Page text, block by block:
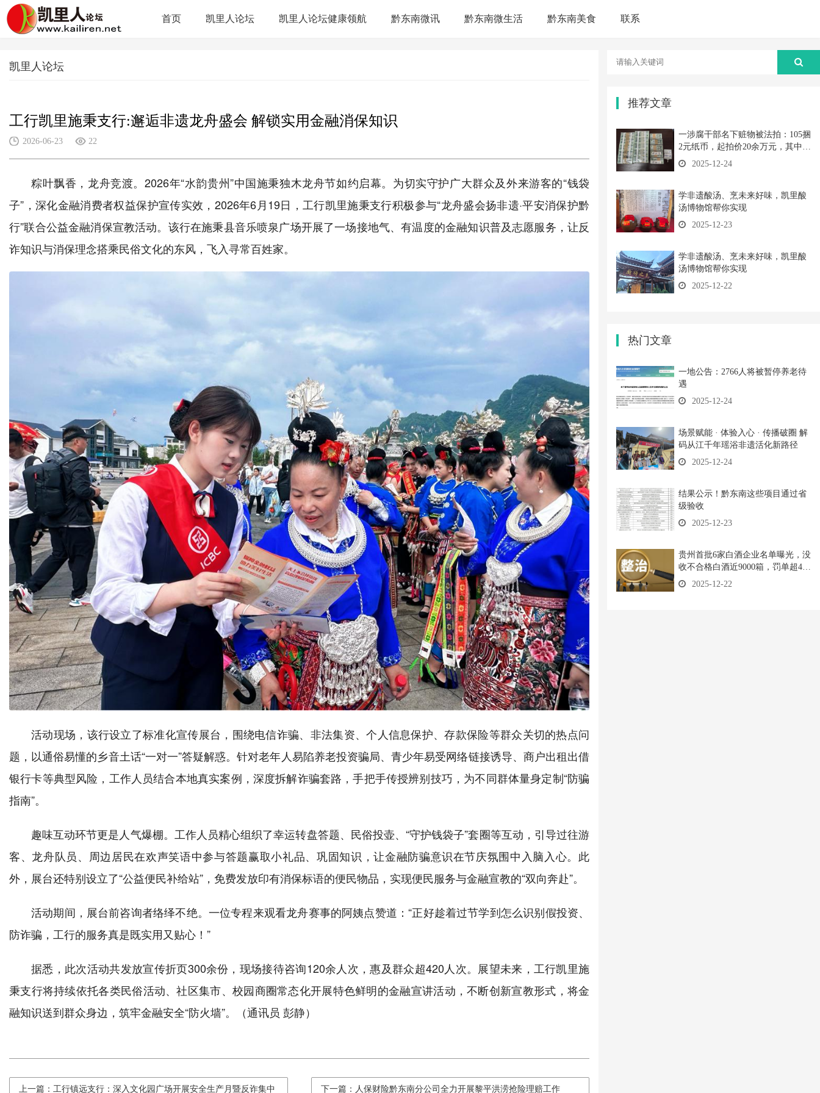
首页 凯里人论坛 凯里人论坛健康领航 黔东南微讯 黔东南微生活 黔东南美食 联系
凯里人论坛
工行凯里施秉支行:邂逅非遗龙舟盛会 解锁实用金融消保知识
2026-06-23 22
粽叶飘香，龙舟竞渡。2026年“水韵贵州”中国施秉独木龙舟节如约启幕。为切实守护广大群众及外来游客的“钱袋
子”，深化金融消费者权益保护宣传实效，2026年6月19日，工行凯里施秉支行积极参与“龙舟盛会扬非遗·平安消保护黔
行”联合公益金融消保宣教活动。该行在施秉县音乐喷泉广场开展了一场接地气、有温度的金融知识普及志愿服务，让反
诈知识与消保理念搭乘民俗文化的东风，飞入寻常百姓家。
活动现场，该行设立了标准化宣传展台，围绕电信诈骗、非法集资、个人信息保护、存款保险等群众关切的热点问
题，以通俗易懂的乡音土话“一对一”答疑解惑。针对老年人易陷养老投资骗局、青少年易受网络链接诱导、商户出租出借
银行卡等典型风险，工作人员结合本地真实案例，深度拆解诈骗套路，手把手传授辨别技巧，为不同群体量身定制“防骗
指南”。
趣味互动环节更是人气爆棚。工作人员精心组织了幸运转盘答题、民俗投壶、“守护钱袋子”套圈等互动，引导过往游
客、龙舟队员、周边居民在欢声笑语中参与答题赢取小礼品、巩固知识，让金融防骗意识在节庆氛围中入脑入心。此
外，展台还特别设立了“公益便民补给站”，免费发放印有消保标语的便民物品，实现便民服务与金融宣教的“双向奔赴”。
活动期间，展台前咨询者络绎不绝。一位专程来观看龙舟赛事的阿姨点赞道：“正好趁着过节学到怎么识别假投资、
防诈骗，工行的服务真是既实用又贴心！”
据悉，此次活动共发放宣传折页300余份，现场接待咨询120余人次，惠及群众超420人次。展望未来，工行凯里施
秉支行将持续依托各类民俗活动、社区集市、校园商圈常态化开展特色鲜明的金融宣讲活动，不断创新宣教形式，将金
融知识送到群众身边，筑牢金融安全“防火墙”。（通讯员 彭静）
上一篇：工行镇远支行：深入文化园广场开展安全生产月暨反诈集中 下一篇：人保财险黔东南分公司全力开展黎平洪涝抢险理赔工作
推荐文章
一涉腐干部名下赃物被法拍：105捆
2元纸币，起拍价20余万元，其中三
捆内有纸条标注“绿幽灵”
2025-12-24
学非遗酸汤、烹未来好味，凯里酸
汤博物馆帮你实现
2025-12-23
学非遗酸汤、烹未来好味，凯里酸
汤博物馆帮你实现
2025-12-22
热门文章
一地公告：2766人将被暂停养老待
遇
2025-12-24
场景赋能 · 体验入心 · 传播破圈 解
码从江千年瑶浴非遗活化新路径
2025-12-24
结果公示！黔东南这些项目通过省
级验收
2025-12-23
贵州首批6家白酒企业名单曝光，没
收不合格白酒近9000箱，罚单超420
万
2025-12-22